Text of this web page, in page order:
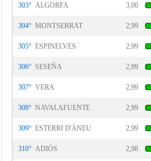
303° ALGORFA 3,00
304° MONTSERRAT 2,99
305° ESPINELVES 2,99
306° SESEÑA 2,99
307° VERA 2,99
308° NAVALAFUENTE 2,99
309° ESTERRI D'ÀNEU 2,99
310° ADIÓS 2,98